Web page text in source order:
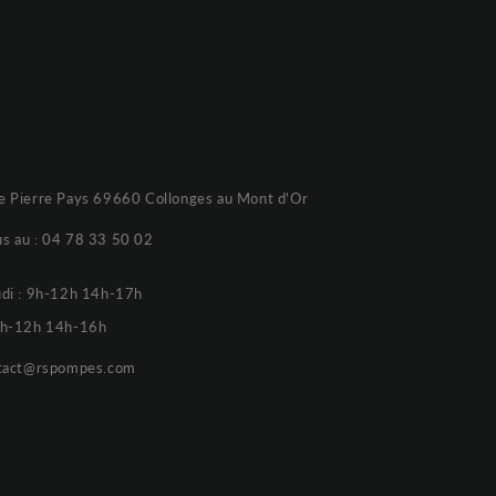
Pierre Pays 69660 Collonges au Mont d'Or
au :04 78 33 50 02
: 9h-12h 14h-17h
12h 14h-16h